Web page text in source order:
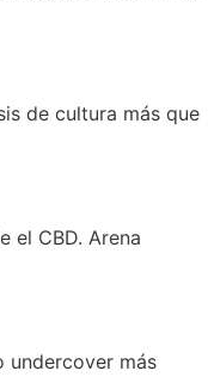
de cultura más que
el CBD. Arena
undercover más